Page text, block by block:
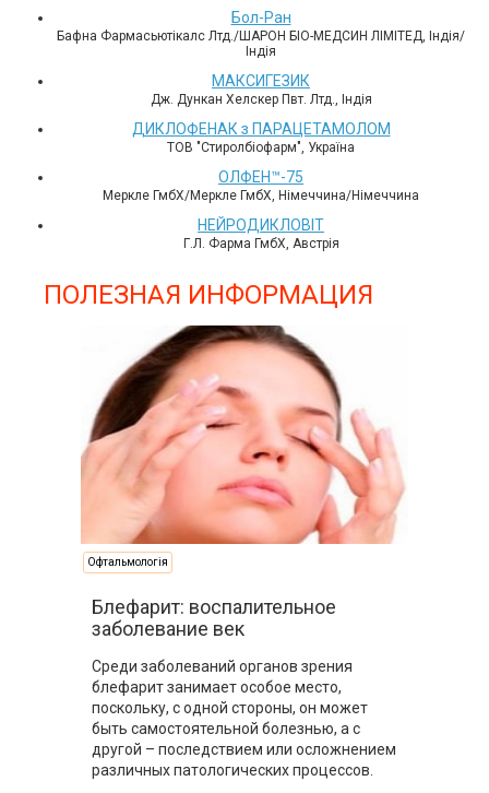
Бол-Ран
Бафна Фармасьютікалс Лтд./ШАРОН БІО-МЕДСИН ЛІМІТЕД, Індія/
Індія
МАКСИГЕЗИК
Дж. Дункан Хелскер Пвт. Лтд., Індія
ДИКЛОФЕНАК з ПАРАЦЕТАМОЛОМ
ТОВ "Стиролбіофарм", Україна
ОЛФЕН™-75
Меркле ГмбХ/Меркле ГмбХ, Німеччина/Німеччина
НЕЙРОДИКЛОВІТ
Г.Л. Фарма ГмбХ, Австрія
ПОЛЕЗНАЯ ИНФОРМАЦИЯ
Офтальмологія
Блефарит: воспалительное
заболевание век
Среди заболеваний органов зрения
блефарит занимает особое место,
поскольку, с одной стороны, он может
быть самостоятельной болезнью, а с
другой – последствием или осложнением
различных патологических процессов.